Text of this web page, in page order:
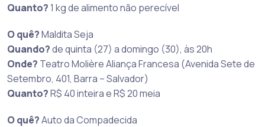
Quanto?1 kg de alimento não perecível
O quê?Maldita Seja
Quando?de quinta (27) a domingo (30), às 20h
Onde? Teatro Molière Aliança Francesa (Avenida Sete de
Setembro, 401, Barra – Salvador)
Quanto?R$ 40 inteira e R$ 20 meia
O quê?Auto da Compadecida